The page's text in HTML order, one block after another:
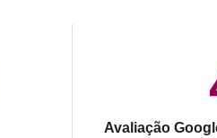
Avaliação